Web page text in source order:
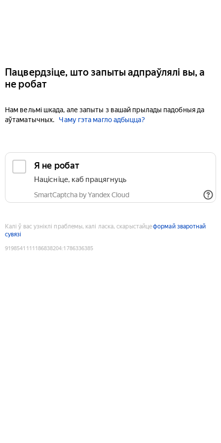
Пацвердзіце, што запыты адпраўлялі вы, а
не робат
Нам вельмі шкада, але запыты з вашай прылады падобныя да
аўтаматычных.
Чаму гэта магло адбыцца?
Я не робат
Націсніце, каб працягнуць
SmartCaptcha by Yandex Cloud
Калі ў вас узніклі праблемы, калі ласка, скарыстайцеформай зваротнай
сувязі
9198541111186838204:1786336385